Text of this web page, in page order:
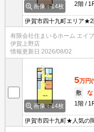
画像：14枚
2階
伊賀市四十九町エリア★2
有限会社住まいるホーム エイ
伊賀上野店
情報更新日 2026/08/02
画像：14枚
5万円(
敷
な
1階
伊賀市四十九町★人気の
お部屋です。